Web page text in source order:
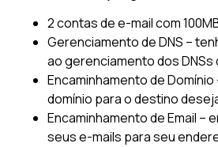
2 contas de e-mail com
Gerenciamento de DNS –
ao gerenciamento dos DNSs
Encaminhamento de
domínio para o destino
Encaminhamento de Email –
seus e-mails para seu